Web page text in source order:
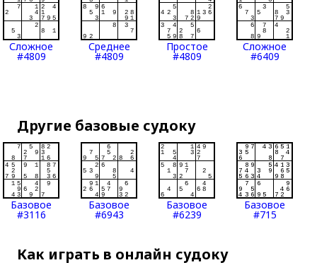
Сложное
#4809
Среднее
#4809
Простое
#4809
Сложное
#6409
Другие базовые судоку
Базовое
#3116
Базовое
#6943
Базовое
#6239
Базовое
#715
Как играть в онлайн судоку